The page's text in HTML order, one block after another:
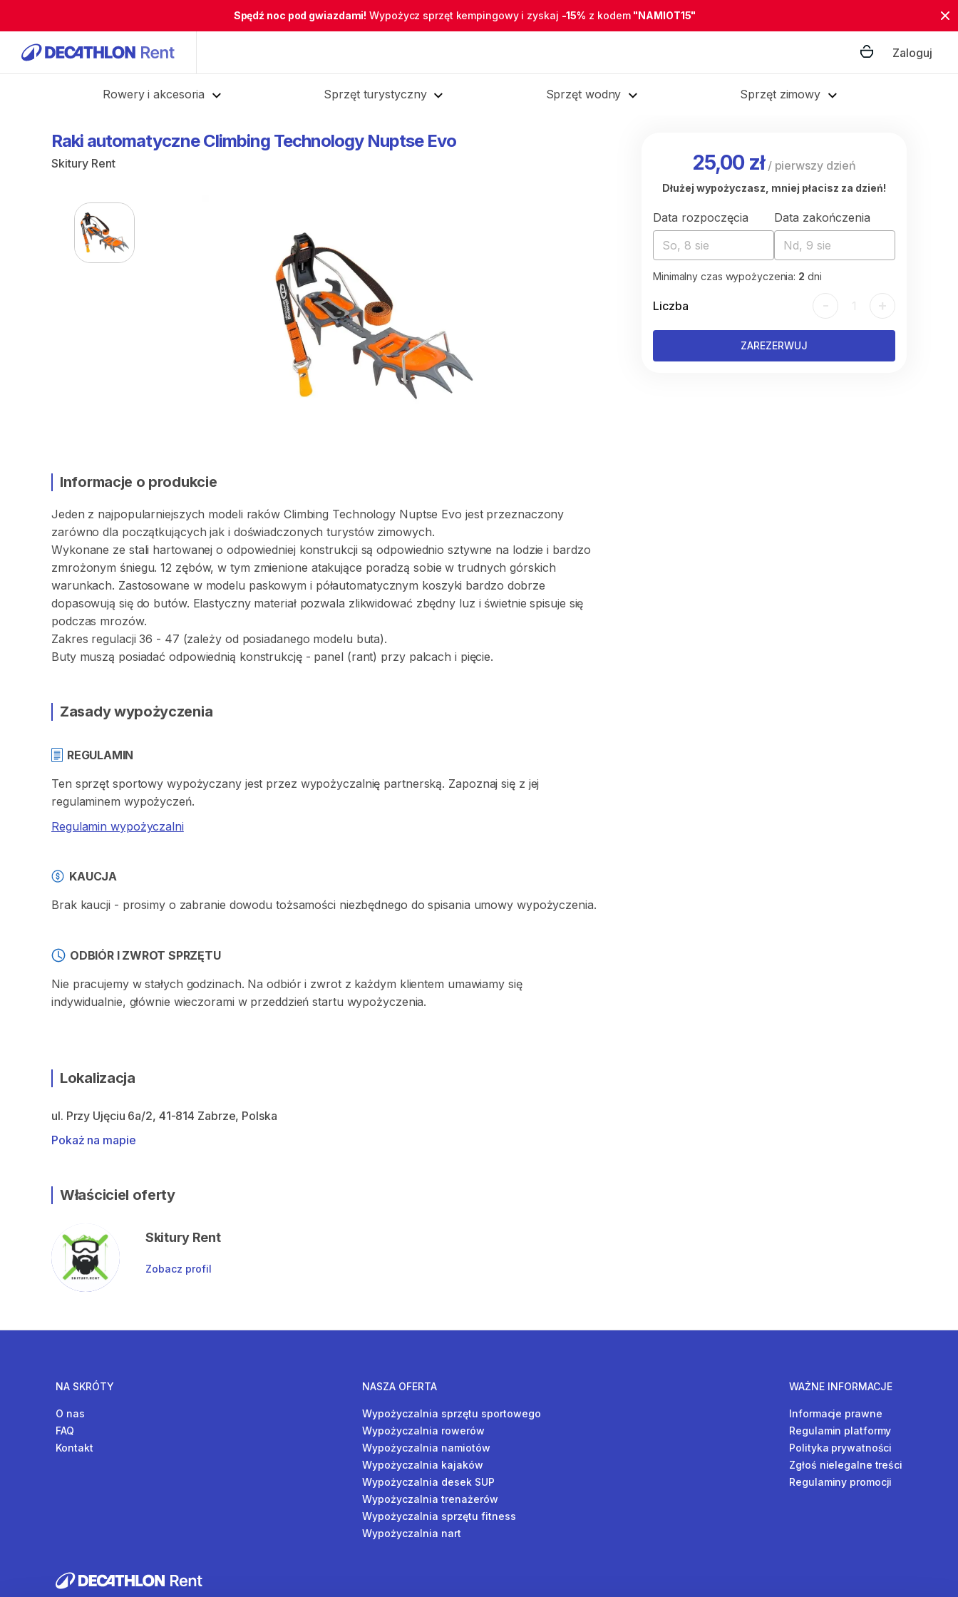
Spędź noc pod gwiazdami! Wypożycz sprzęt kempingowy i zyskaj -15% z kodem "NAMIOT15"
Zaloguj
Rowery i akcesoria Sprzęt turystyczny Sprzęt wodny Sprzęt zimowy
Raki automatyczne Climbing Technology Nuptse Evo
Skitury Rent
Informacje o produkcie
Jeden z najpopularniejszych modeli raków Climbing Technology Nuptse Evo jest przeznaczony
zarówno dla początkujących jak i doświadczonych turystów zimowych.
Wykonane ze stali hartowanej o odpowiedniej konstrukcji są odpowiednio sztywne na lodzie i bardzo
zmrożonym śniegu. 12 zębów​,​ w tym zmienione atakujące poradzą sobie w trudnych górskich
warunkach. Zastosowane w modelu paskowym i półautomatycznym koszyki bardzo dobrze
dopasowują się do butów. Elastyczny materiał pozwala zlikwidować zbędny luz i świetnie spisuje się
podczas mrozów.
Zakres regulacji 36 - 47 (zależy od posiadanego modelu buta).
Buty muszą posiadać odpowiednią konstrukcję - panel (rant) przy palcach i pięcie.
Zasady wypożyczenia
REGULAMIN
Ten sprzęt sportowy wypożyczany jest przez wypożyczalnię partnerską. Zapoznaj się z jej
regulaminem wypożyczeń.
Regulamin wypożyczalni
KAUCJA
Brak kaucji - prosimy o zabranie dowodu tożsamości niezbędnego do spisania umowy wypożyczenia.
ODBIÓR I ZWROT SPRZĘTU
Nie pracujemy w stałych godzinach. Na odbiór i zwrot z każdym klientem umawiamy się
indywidualnie, głównie wieczorami w przeddzień startu wypożyczenia.
Lokalizacja
ul. Przy Ujęciu 6a/2, 41-814 Zabrze, Polska
Pokaż na mapie
Właściciel oferty
Skitury Rent
Zobacz profil
25,00 zł/ pierwszy dzień
Dłużej wypożyczasz, mniej płacisz za dzień!
Data rozpoczęcia
So, 8 sie
Data zakończenia
Nd, 9 sie
Minimalny czas wypożyczenia: 2 dni
Liczba - 1 +
ZAREZERWUJ
NA SKRÓTY
O nas
FAQ
Kontakt
NASZA OFERTA
Wypożyczalnia sprzętu sportowego
Wypożyczalnia rowerów
Wypożyczalnia namiotów
Wypożyczalnia kajaków
Wypożyczalnia desek SUP
Wypożyczalnia trenażerów
Wypożyczalnia sprzętu fitness
Wypożyczalnia nart
WAŻNE INFORMACJE
Informacje prawne
Regulamin platformy
Polityka prywatności
Zgłoś nielegalne treści
Regulaminy promocji